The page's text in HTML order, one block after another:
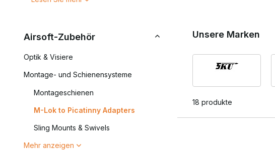
Picatinny-Schienen konzipiert. Ein Adapter bildet die Brücke zwischen
Befestigung von Taschenlampen und Lasermodulen
Anbringung von Griffen und Zweibeinen
Erweiterung des begrenzten Schienenplatzes
So behalten Sie die Vorteile von M-Lok, ohne an Kompatibilität
Technische Hinweise
Bei der Auswahl eines Adapters ist die richtige Größe entscheidend.
Airsoft-Zubehör
Optik & Visiere
Montage- und Schienensysteme
Montageschienen
M-Lok to Picatinny Adapters
Sling Mounts & Swivels
Mehr anzeigen
Unsere Marken
18 produkte